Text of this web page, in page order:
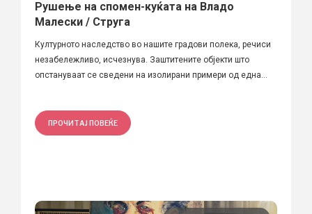
Рушење на спомен-куќата на Владо
Малески / Струга
Културното наследство во нашите градови полека, речиси
незабележливо, исчезнува. Заштитените објекти што
опстануваат се сведени на изолирани примери од една...
ПРОЧИТАЈ ПОВЕЌЕ